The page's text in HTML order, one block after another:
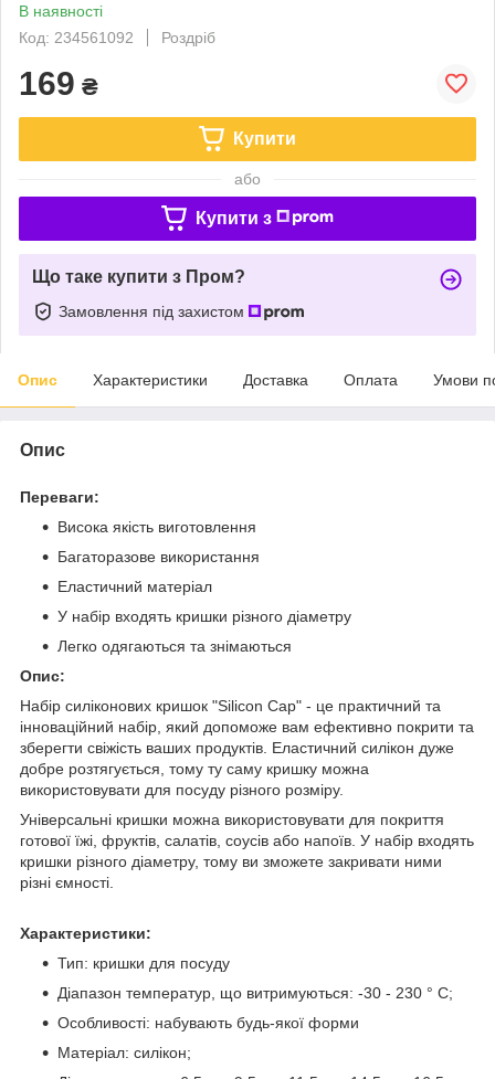
В наявності
Код: 234561092
Роздріб
169 ₴
Купити
або
Купити з
Що таке купити з Пром?
Замовлення під захистом
Опис Характеристики Доставка Оплата Умови
Опис
Переваги:
Висока якість виготовлення
Багаторазове використання
Еластичний матеріал
У набір входять кришки різного діаметру
Легко одягаються та знімаються
Опис:
Набір силіконових кришок "Silicon Cap" - це практичний та
інноваційний набір, який допоможе вам ефективно покрити та
зберегти свіжість ваших продуктів. Еластичний силікон дуже
добре розтягується, тому ту саму кришку можна
використовувати для посуду різного розміру.
Універсальні кришки можна використовувати для покриття
готової їжі, фруктів, салатів, соусів або напоїв. У набір входять
кришки різного діаметру, тому ви зможете закривати ними
різні ємності.
Характеристики:
Тип: кришки для посуду
Діапазон температур, що витримуються: -30 - 230 ° C;
Особливості: набувають будь-якої форми
Матеріал: силікон;